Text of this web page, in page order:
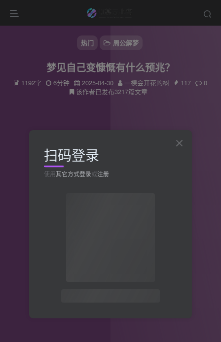
热门 周公解梦
梦见自己变慷慨有什么预兆？
1192字 6分钟 2025-04-30 一棵会开花的树 117
0
该作者已发布3217篇文章
扫码登录
使用其它方式登录或注册